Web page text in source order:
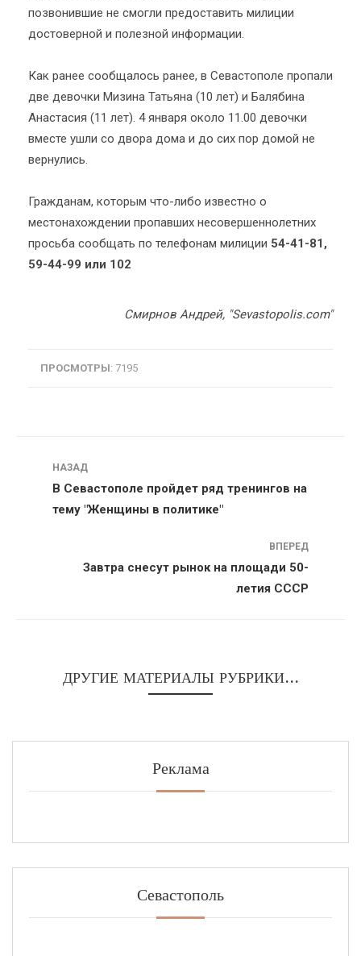
позвонившие не смогли предоставить милиции
достоверной и полезной информации.
Как ранее сообщалось ранее, в Севастополе пропали
две девочки Мизина Татьяна (10 лет) и Балябина
Анастасия (11 лет). 4 января около 11.00 девочки
вместе ушли со двора дома и до сих пор домой не
вернулись.
Гражданам, которым что-либо известно о
местонахождении пропавших несовершеннолетних
просьба сообщать по телефонам милиции 54-41-81,
59-44-99 или 102
Смирнов Андрей, "Sevastopolis.com"
ПРОСМОТРЫ: 7195
Навигация
НАЗАД
В Севастополе пройдет ряд тренингов на
тему "Женщины в политике"
ВПЕРЕД
Завтра снесут рынок на площади 50-
летия СССР
ДРУГИЕ МАТЕРИАЛЫ РУБРИКИ...
Реклама
Севастополь